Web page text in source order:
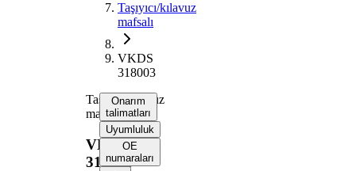
Taşıyıcı/kılavuz
mafsalı
VKDS
318003
Taşıyıcı/kılavuz
mafsalı
VKDS
318003
Onarım
talimatları
Uyumluluk
OE
numaraları